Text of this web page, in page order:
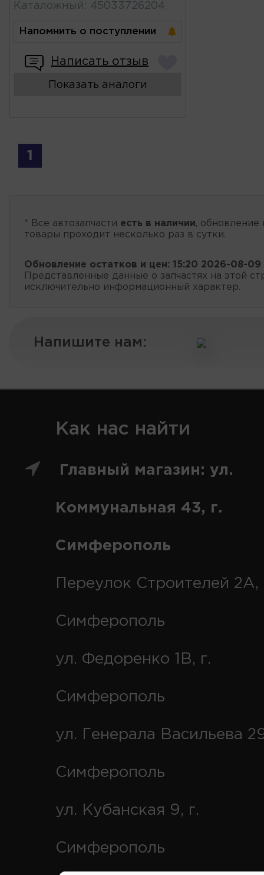
Каталожный : 45033726204
Напомнить о поступлении
Написать отзыв
Показать аналоги
1
* Все автозапчасти есть в наличии, обновление
товары проходит несколько раз в сутки.
Обновление остатков и цен: 15:20 2026-08-09
Представленные данные о запчастях на этой
исключительно информационный характер.
Напишите нам:
Как нас найти
Главный магазин: ул.
Коммунальная 43, г.
Симферополь
Переулок Строителей 2А,
Симферополь
ул. Федоренко 1В, г.
Симферополь
ул. Генерала Васильева
Симферополь
ул. Кубанская 9, г.
Симферополь